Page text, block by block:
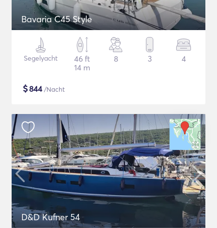
Bavaria C45 Style
Segelyacht
46 ft
14 m
8 3 4
$844/Nacht
D&D Kufner 54